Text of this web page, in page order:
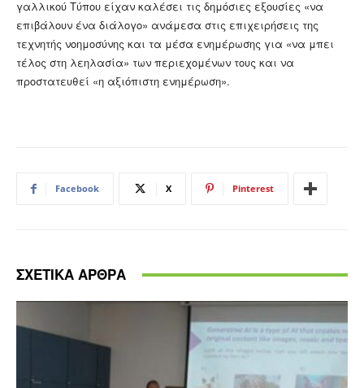
γαλλικού Τύπου είχαν καλέσει τις δημόσιες εξουσίες «να
επιβάλουν ένα διάλογο» ανάμεσα στις επιχειρήσεις της
τεχνητής νοημοσύνης και τα μέσα ενημέρωσης για «να μπει
τέλος στη λεηλασία» των περιεχομένων τους και να
προστατευθεί «η αξιόπιστη ενημέρωση».
Facebook X Pinterest
ΣΧΕΤΙΚΑ ΑΡΘΡΑ